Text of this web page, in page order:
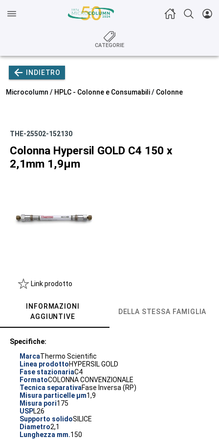
CATEGORIE
INDIETRO
Microcolumn / HPLC - Colonne e Consumabili/ Colonne
THE-25502-152130
Colonna Hypersil GOLD C4 150 x
2,1mm 1,9µm
Link prodotto
INFORMAZIONI
AGGIUNTIVE
DELLA STESSA FAMIGLIA
Specifiche:
MarcaThermo Scientific
Linea prodottoHYPERSIL GOLD
Fase stazionariaC4
FormatoCOLONNA CONVENZIONALE
Tecnica separativaFase Inversa (RP)
Misura particelle µm1,9
Misura pori175
USPL26
Supporto solidoSILICE
Diametro2,1
Lunghezza mm.150